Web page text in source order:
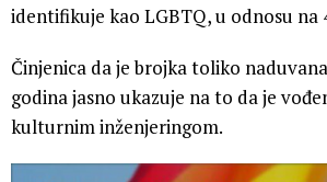
identifikuje kao LGBTQ, u odnosu na
Činjenica da je brojka toliko
godina jasno ukazuje na to da je
kulturnim inženjeringom.